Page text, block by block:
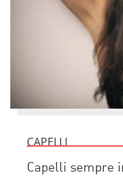
CAPELLI
Capelli sempre